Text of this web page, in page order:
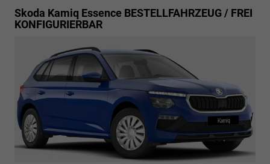
Skoda Kamiq Essence BESTELLFAHRZEUG / FREI
KONFIGURIERBAR